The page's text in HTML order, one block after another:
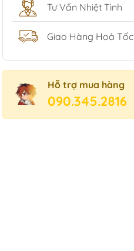
Tư Vấn Nhiệt Tình
Giao Hàng Hoả Tốc
Hỗ trợ mua hàng
090.345.2816